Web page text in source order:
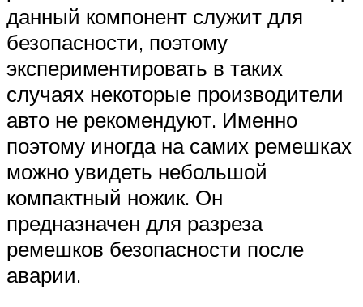
данный компонент служит для
безопасности, поэтому
экспериментировать в таких
случаях некоторые производители
авто не рекомендуют. Именно
поэтому иногда на самих ремешках
можно увидеть небольшой
компактный ножик. Он
предназначен для разреза
ремешков безопасности после
аварии.